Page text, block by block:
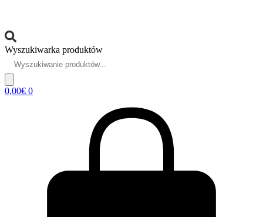
Wyszukiwarka produktów
0,00€ 0